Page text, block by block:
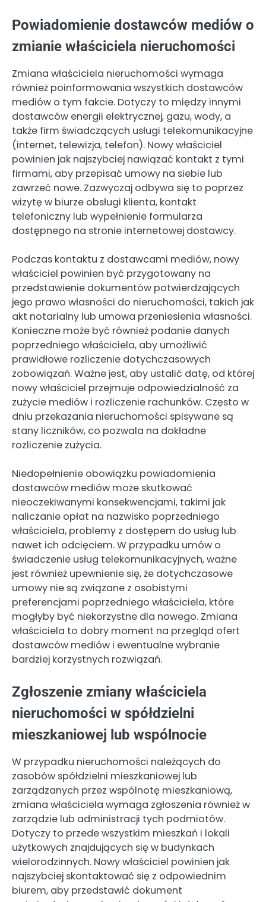
Powiadomienie dostawców mediów o
zmianie właściciela nieruchomości
Zmiana właściciela nieruchomości wymaga
również poinformowania wszystkich dostawców
mediów o tym fakcie. Dotyczy to między innymi
dostawców energii elektrycznej, gazu, wody, a
także firm świadczących usługi telekomunikacyjne
(internet, telewizja, telefon). Nowy właściciel
powinien jak najszybciej nawiązać kontakt z tymi
firmami, aby przepisać umowy na siebie lub
zawrzeć nowe. Zazwyczaj odbywa się to poprzez
wizytę w biurze obsługi klienta, kontakt
telefoniczny lub wypełnienie formularza
dostępnego na stronie internetowej dostawcy.
Podczas kontaktu z dostawcami mediów, nowy
właściciel powinien być przygotowany na
przedstawienie dokumentów potwierdzających
jego prawo własności do nieruchomości, takich jak
akt notarialny lub umowa przeniesienia własności.
Konieczne może być również podanie danych
poprzedniego właściciela, aby umożliwić
prawidłowe rozliczenie dotychczasowych
zobowiązań. Ważne jest, aby ustalić datę, od której
nowy właściciel przejmuje odpowiedzialność za
zużycie mediów i rozliczenie rachunków. Często w
dniu przekazania nieruchomości spisywane są
stany liczników, co pozwala na dokładne
rozliczenie zużycia.
Niedopełnienie obowiązku powiadomienia
dostawców mediów może skutkować
nieoczekiwanymi konsekwencjami, takimi jak
naliczanie opłat na nazwisko poprzedniego
właściciela, problemy z dostępem do usług lub
nawet ich odcięciem. W przypadku umów o
świadczenie usług telekomunikacyjnych, ważne
jest również upewnienie się, że dotychczasowe
umowy nie są związane z osobistymi
preferencjami poprzedniego właściciela, które
mogłyby być niekorzystne dla nowego. Zmiana
właściciela to dobry moment na przegląd ofert
dostawców mediów i ewentualne wybranie
bardziej korzystnych rozwiązań.
Zgłoszenie zmiany właściciela
nieruchomości w spółdzielni
mieszkaniowej lub wspólnocie
W przypadku nieruchomości należących do
zasobów spółdzielni mieszkaniowej lub
zarządzanych przez wspólnotę mieszkaniową,
zmiana właściciela wymaga zgłoszenia również w
zarządzie lub administracji tych podmiotów.
Dotyczy to przede wszystkim mieszkań i lokali
użytkowych znajdujących się w budynkach
wielorodzinnych. Nowy właściciel powinien jak
najszybciej skontaktować się z odpowiednim
biurem, aby przedstawić dokument